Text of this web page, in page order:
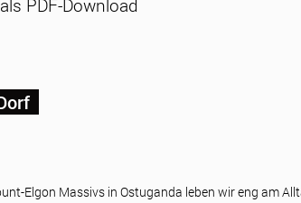
PDF-Download
Elgon Massivs in Ostuganda leben wir eng am